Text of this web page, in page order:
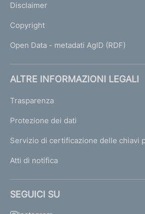
Disclaimer
Copyright
Open Data - metadati AgID (RDF)
ALTRE INFORMAZIONI LEGALI
Trasparenza
Protezione dei dati
Servizio di certificazione delle chiavi
Atti di notifica
SEGUICI SU